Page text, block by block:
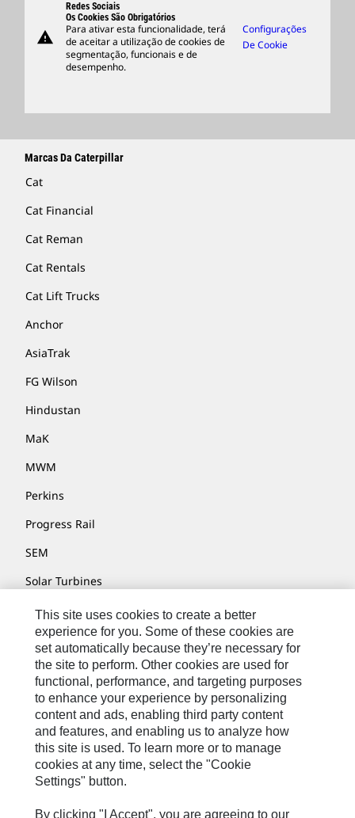
Suporte
Merchandise
Encontrar Um Revendedor
warning
Redes Sociais
Os Cookies São Obrigatórios
Para ativar esta funcionalidade, terá
de aceitar a utilização de cookies de
segmentação, funcionais e de
desempenho.
Configurações
De Cookie
Marcas Da Caterpillar
Cat
Cat Financial
Cat Reman
Cat Rentals
Cat Lift Trucks
Anchor
AsiaTrak
FG Wilson
Hindustan
MaK
MWM
Perkins
Progress Rail
SEM
Solar Turbines
SPM Oil & Gas
Turner Powertrain Systems
Fale Conosco
Mapa Do Local
Cookie Settings
Termos De Uso
This site uses cookies to create a better
experience for you. Some of these cookies are
set automatically because they’re necessary for
the site to perform. Other cookies are used for
functional, performance, and targeting purposes
to enhance your experience by personalizing
content and ads, enabling third party content
and features, and enabling us to analyze how
this site is used. To learn more or to manage
cookies at any time, select the "Cookie
Settings" button.
By clicking "I Accept", you are agreeing to our